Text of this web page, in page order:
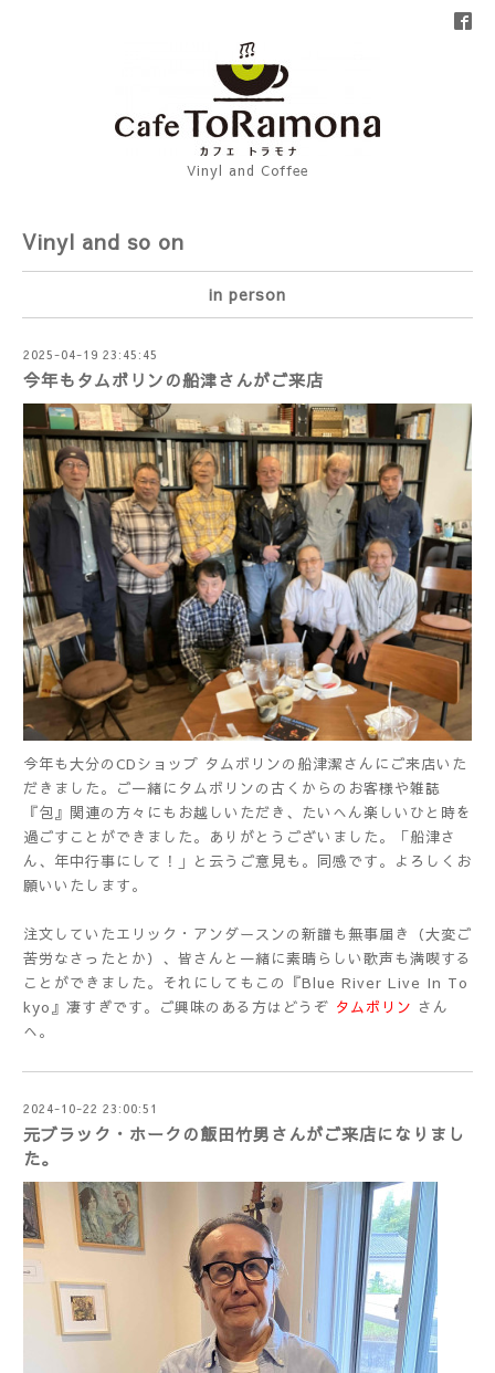
Vinyl and Coffee
Vinyl and so on
in person
2025-04-19 23:45:45
今年もタムボリンの船津さんがご来店
今年も大分のCDショップ タムボリンの船津潔さんにご来店いた
だきました。ご一緒にタムボリンの古くからのお客様や雑誌
『包』関連の方々にもお越しいただき、たいへん楽しいひと時を
過ごすことができました。ありがとうございました。「船津さ
ん、年中行事にして！」と云うご意見も。同感です。よろしくお
願いいたします。
注文していたエリック・アンダースンの新譜も無事届き（大変ご
苦労なさったとか）、皆さんと一緒に素晴らしい歌声も満喫する
ことができました。それにしてもこの『Blue River Live In To
kyo』凄すぎです。ご興味のある方はどうぞ タムボリン さん
へ。
2024-10-22 23:00:51
元ブラック・ホークの飯田竹男さんがご来店になりまし
た。